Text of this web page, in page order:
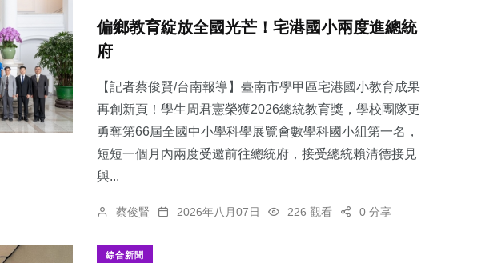
偏鄉教育綻放全國光芒！宅港國小兩度進總統
府
【記者蔡俊賢/台南報導】臺南市學甲區宅港國小教育成果
再創新頁！學生周君憲榮獲2026總統教育獎，學校團隊更
勇奪第66屆全國中小學科學展覽會數學科國小組第一名，
短短一個月內兩度受邀前往總統府，接受總統賴清德接見
與...
蔡俊賢 2026年八月07日 226 觀看 0 分享
綜合新聞
143 + 186 + 367